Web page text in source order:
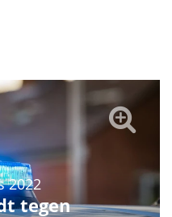
2022
tegen